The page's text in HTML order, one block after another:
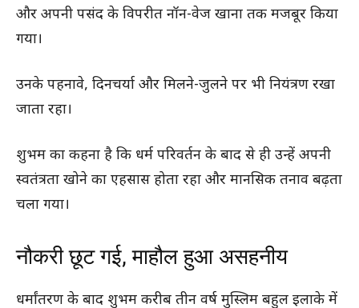
और अपनी पसंद के विपरीत नॉन-वेज खाना तक मजबूर किया
गया।
उनके पहनावे, दिनचर्या और मिलने-जुलने पर भी नियंत्रण रखा
जाता रहा।
शुभम का कहना है कि धर्म परिवर्तन के बाद से ही उन्हें अपनी
स्वतंत्रता खोने का एहसास होता रहा और मानसिक तनाव बढ़ता
चला गया।
नौकरी छूट गई, माहौल हुआ असहनीय
धर्मांतरण के बाद शुभम करीब तीन वर्ष मुस्लिम बहुल इलाके में